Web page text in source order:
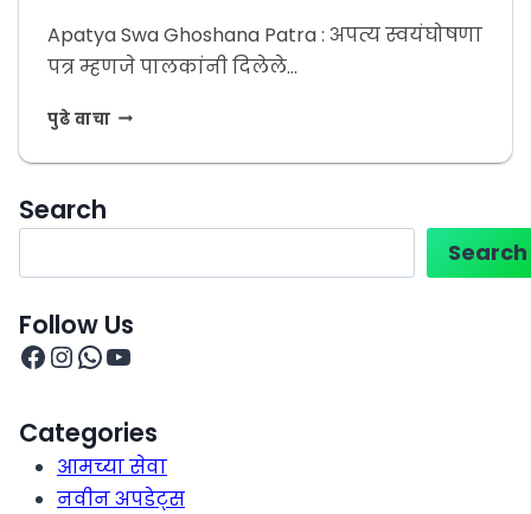
Apatya Swa Ghoshana Patra : अपत्य स्वयंघोषणा
पत्र म्हणजे पालकांनी दिलेले…
पुढे वाचा
Search
Search
Follow Us
Categories
आमच्या सेवा
नवीन अपडेट्स